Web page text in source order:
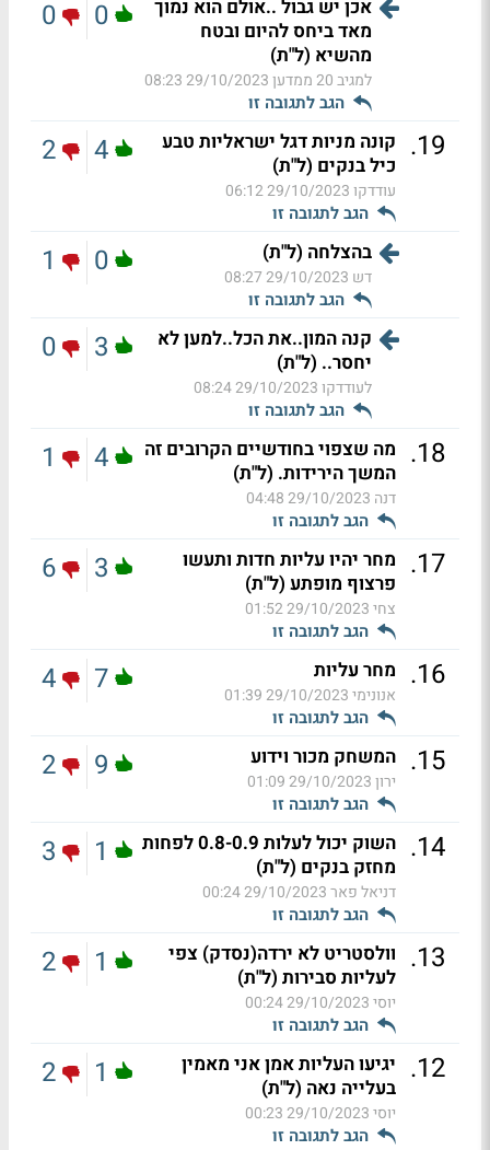
אכן יש גבול ..אולם הוא נמוך
מאד ביחס להיום ובטח
מהשיא (ל"ת)
למגיב 20 ממדען 29/10/2023 08:23
הגב לתגובה זו
0
0
19
. קונה מניות דגל ישראליות טבע
כיל בנקים (ל"ת)
עודדקו29/10/2023 06:12
הגב לתגובה זו
4
2
בהצלחה (ל"ת)
דש 29/10/2023 08:27
הגב לתגובה זו
0
1
קנה המון..את הכל..למען לא
יחסר.. (ל"ת)
לעודדקו29/10/2023 08:24
הגב לתגובה זו
3
0
18
. מה שצפוי בחודשיים הקרובים זה
המשך הירידות. (ל"ת)
דנה 29/10/2023 04:48
הגב לתגובה זו
4
1
17
. מחר יהיו עליות חדות ותעשו
פרצוף מופתע (ל"ת)
צחי29/10/2023 01:52
הגב לתגובה זו
3
6
16
. מחר עליות
אנונימי29/10/2023 01:39
הגב לתגובה זו
7
4
15
. המשחק מכור וידוע
ירון29/10/2023 01:09
הגב לתגובה זו
9
2
14
.
השוק יכול לעלות 0.8-0.9 לפחות
מחזק בנקים (ל"ת)
דניאל פאר29/10/2023 00:24
הגב לתגובה זו
1
3
13
. וולסטריט לא ירדה(נסדק) צפי
לעליות סבירות (ל"ת)
יוסי29/10/2023 00:24
הגב לתגובה זו
1
2
12
. יגיעו העליות אמן אני מאמין
בעלייה נאה (ל"ת)
יוסי29/10/2023 00:23
הגב לתגובה זו
1
2